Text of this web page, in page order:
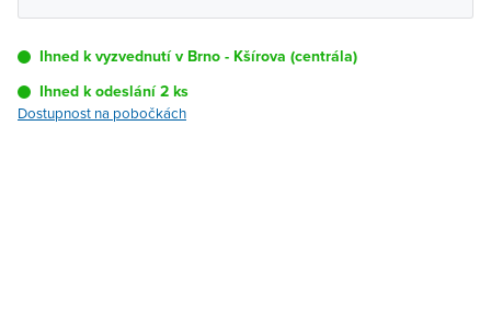
Ihned k vyzvednutí v Brno - Kšírova (centrála)
Ihned k odeslání 2 ks
Dostupnost na pobočkách